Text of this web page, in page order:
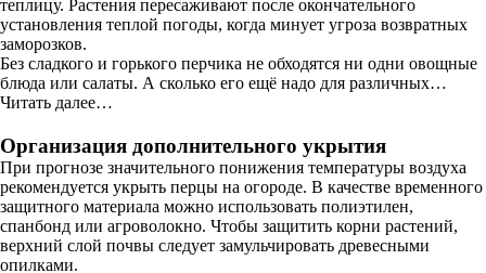
теплицу. Растения пересаживают после окончательного
установления теплой погоды, когда минует угроза возвратных
заморозков.
Без сладкого и горького перчика не обходятся ни одни овощные
блюда или салаты. А сколько его ещё надо для различных…
Читать далее…
Организация дополнительного укрытия
При прогнозе значительного понижения температуры воздуха
рекомендуется укрыть перцы на огороде. В качестве временного
защитного материала можно использовать полиэтилен,
спанбонд или агроволокно. Чтобы защитить корни растений,
верхний слой почвы следует замульчировать древесными
опилками.